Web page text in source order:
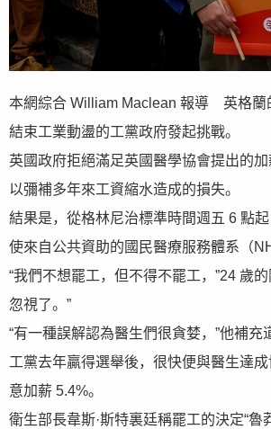
本網綜合 William Maclean 報導 英格蘭
結束工業動盪的工黨政府發起挑戰。
英國政府拒絕滿足英國醫學協會提出的
以彌補多年來工資縮水造成的損失。
結果是，從格林尼治標準時間週五 6 點
使來自公共資助的國民醫療服務體系（
“我們不想罷工，但不得不罷工，”24 歲
忽視了。”
“有一種誤解認為醫生們很貪婪，”他補
工黨去年贏得選舉後，很快便與醫生達
意加薪 5.4%。
衛生部長韋斯·斯特裏廷稱罷工的決定“魯